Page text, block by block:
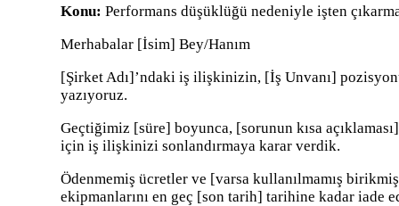
Konu: Performans düşüklüğü nedeniyle işten
Merhabalar [İsim] Bey/Hanım
[Şirket Adı]’ndaki iş ilişkinizin, [İş Unvanı]
yazıyoruz.
Geçtiğimiz [süre] boyunca, [sorunun kısa
için iş ilişkinizi sonlandırmaya karar verdik.
Ödenmemiş ücretler ve [varsa kullanılmamış
ekipmanlarını en geç [son tarih] tarihine kadar iade